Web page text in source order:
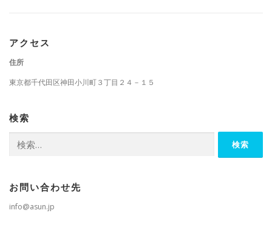
アクセス
住所
東京都千代田区神田小川町３丁目２４－１５
検索
索:
お問い合わせ先
info@asun.jp